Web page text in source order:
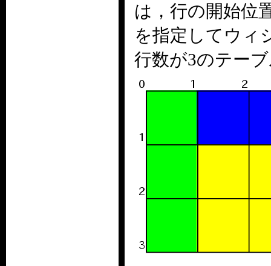
は，行の開始位
を指定してウィ
行数が3のテー